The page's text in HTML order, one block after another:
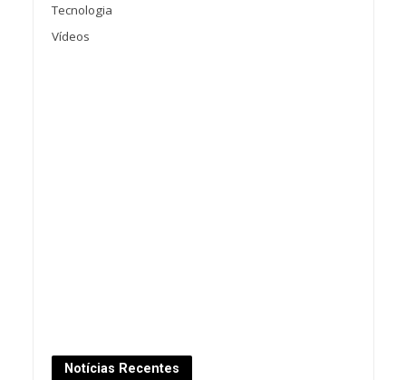
Tecnologia
Vídeos
Notícias Recentes